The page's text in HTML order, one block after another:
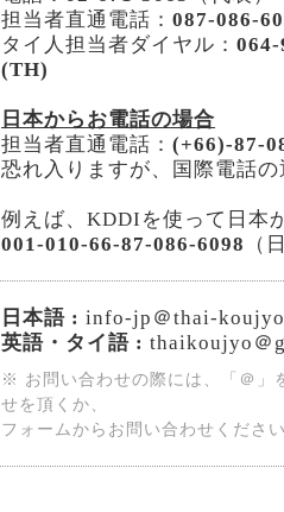
担当者直通電話： 087-086-
タイ人担当者ダイヤル：
(TH)
日本からお電話の場合
担当者直通電話： (+66)-87-
恐れ入りますが、国際電話
例えば、KDDIを使って日本
001-010-66-87-086-6098 （
日本語 : info-jp＠thai-
英語・タイ語 : thaikoujyo＠
※ お問い合わせの際には、「＠」
せを頂くか、
フォームからお問い合わせくださ